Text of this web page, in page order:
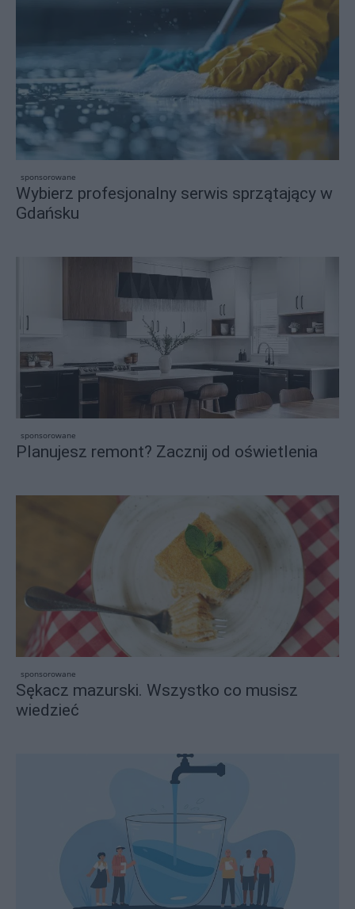
sponsorowane
Wybierz profesjonalny serwis sprzątający w
Gdańsku
sponsorowane
Planujesz remont? Zacznij od oświetlenia
sponsorowane
Sękacz mazurski. Wszystko co musisz
wiedzieć